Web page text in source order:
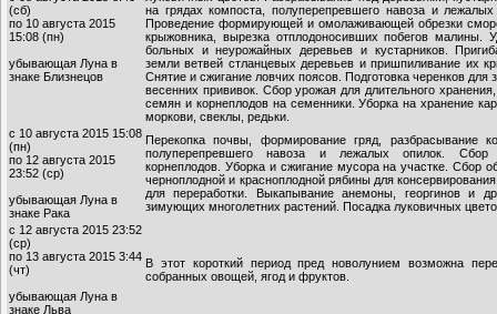
(сб)
по 10 августа 2015
15:08 (пн)
убывающая Луна в
знаке Близнецов
на грядах компоста, полуперепревшего навоза и лежалых
Проведение формирующей и омолаживающей обрезки
крыжовника, вырезка отплодоносивших побегов малины.
больных и неурожайных деревьев и кустарников.
земли ветвей стланцевых деревьев и пришпиливание их
Снятие и сжигание ловчих поясов. Подготовка черенков для
весенних прививок. Сбор урожая для длительного
семян и корнеплодов на семенники. Уборка на хранение
моркови, свеклы, редьки.
с 10 августа 2015 15:08
(пн)
по 12 августа 2015
23:52 (ср)
убывающая Луна в
знаке Рака
Перекопка почвы, формирование гряд, разбрасывание
полуперепревшего навоза и лежалых опилок. Сбор
корнеплодов. Уборка и сжигание мусора на участке. Сбор
черноплодной и красноплодной рябины для
для переработки. Выкапывание анемоны, георгинов и
зимующих многолетних растений. Посадка луковичных
с 12 августа 2015 23:52
(ср)
по 13 августа 2015 3:44
(чт)
убывающая Луна в
знаке Льва
В этот короткий период пред новолунием возможна
собранных овощей, ягод и фруктов.